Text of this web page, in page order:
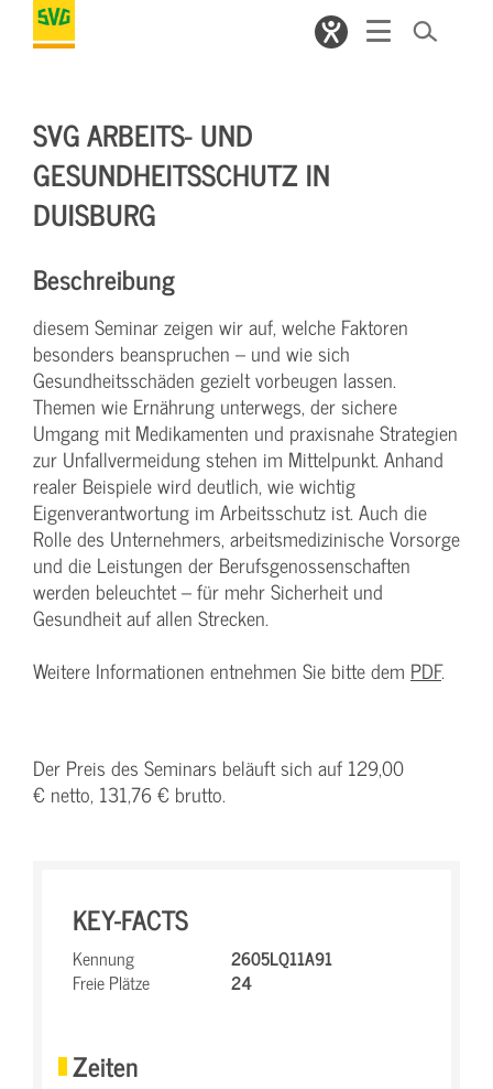
SVG ARBEITS- UND
GESUNDHEITSSCHUTZ IN
DUISBURG
Beschreibung
diesem Seminar zeigen wir auf, welche Faktoren
besonders beanspruchen – und wie sich
Gesundheitsschäden gezielt vorbeugen lassen.
Themen wie Ernährung unterwegs, der sichere
Umgang mit Medikamenten und praxisnahe Strategien
zur Unfallvermeidung stehen im Mittelpunkt. Anhand
realer Beispiele wird deutlich, wie wichtig
Eigenverantwortung im Arbeitsschutz ist. Auch die
Rolle des Unternehmers, arbeitsmedizinische Vorsorge
und die Leistungen der Berufsgenossenschaften
werden beleuchtet – für mehr Sicherheit und
Gesundheit auf allen Strecken.
Weitere Informationen entnehmen Sie bitte dem PDF.
Der Preis des Seminars beläuft sich auf 129,00
€ netto, 131,76 € brutto.
KEY-FACTS
Kennung
2605LQ11A91
Freie Plätze
24
Zeiten